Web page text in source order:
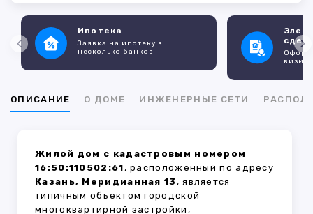
Ипотека
Заявка на ипотеку в
несколько банков
ОПИСАНИЕ О ДОМЕ ИНЖЕНЕРНЫЕ СЕТИ
Жилой дом с кадастровым номером
16:50:110502:61, расположенный по адресу
Казань, Меридианная 13 , является
типичным объектом городской
многоквартирной застройки,